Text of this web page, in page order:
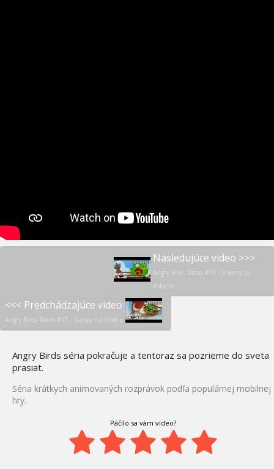
Nasledujúce video >>>
Angry Birds Toons #19 - Sneezy to
dokázal
<<< Predchádzajúce video
Angry Birds Toons #17 - Slappy má šťastie
Angry Birds séria pokračuje a tentoraz sa pozrieme do sveta
prasiat.
Séria krátkych animovaných rozprávok podľa populárnej mobilnej
hry.
Páčilo sa vám video?